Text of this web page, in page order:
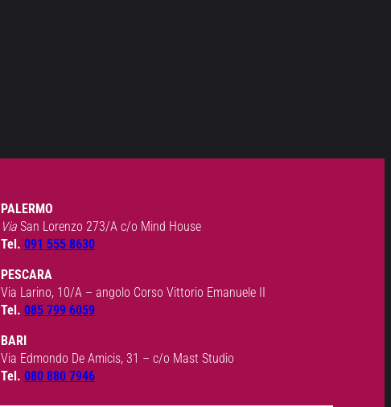
PALERMO
Via San Lorenzo 273/A c/o Mind House
Tel. 091 555 8630
PESCARA
Via Larino, 10/A – angolo Corso Vittorio Emanuele II
Tel. 085 799 6059
BARI
Via Edmondo De Amicis, 31 – c/o Mast Studio
Tel. 080 880 7946